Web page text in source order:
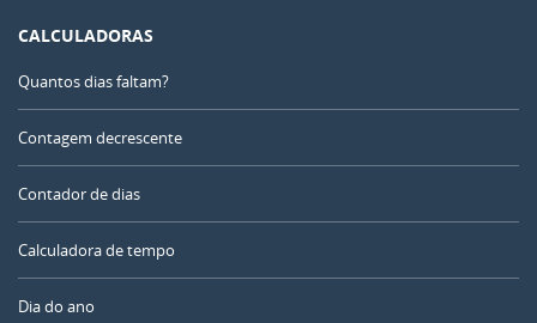
CALCULADORAS
Quantos dias faltam?
Contagem decrescente
Contador de dias
Calculadora de tempo
Dia do ano